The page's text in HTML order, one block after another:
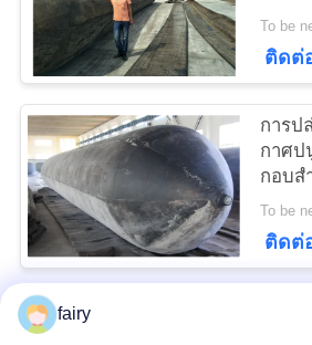
To be
ติดต่
การป
กาศป
กอบสํ
ปล่อย
ติดต่
หมวดหมู่ยอดนิยม
fairy